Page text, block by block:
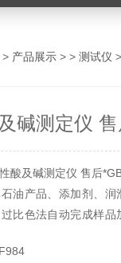
> 产品展示 > > 测试仪
碱测定仪
酸及碱测定仪 售后
油产品、添加剂、
比色法自动完成样
质的水溶性酸碱值测